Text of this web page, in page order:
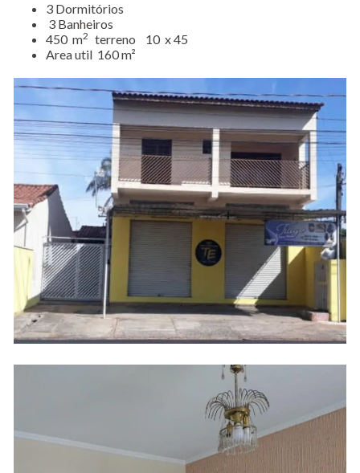
​3 Dormitórios
3 Banheiros
450 m2 terreno 10 x 45
Area util 160 m²